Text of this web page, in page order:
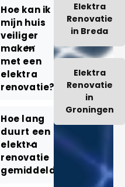
Hoe kan ik
mijn huis
veiliger
maken
met een
elektra
renovatie?
Hoe lang
duurt een
elektra
renovatie
gemiddeld?
Elektra
Renovatie
in Breda
Elektra
Renovatie
in
Groningen